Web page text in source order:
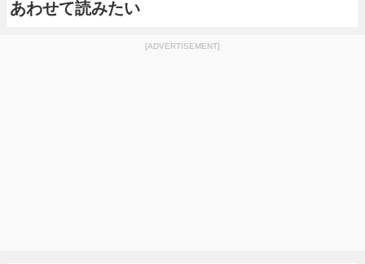
あわせて読みたい
[ADVERTISEMENT]